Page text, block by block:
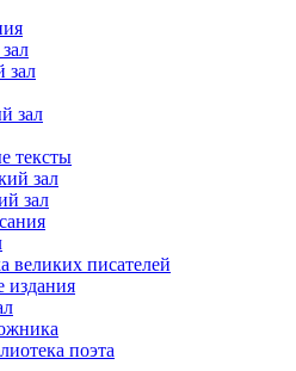
зал
зал
тексты
зал
зал
великих писателей
издания
поэта